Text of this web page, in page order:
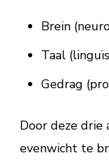
Brein
Taal
Gedrag
Door deze drie
evenwicht te